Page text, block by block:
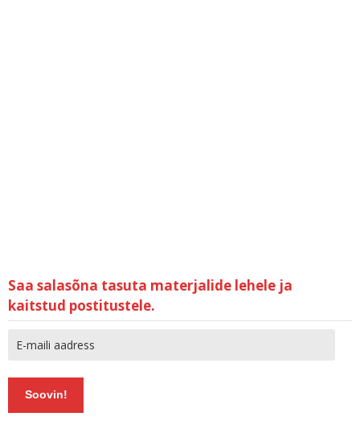
Saa salasõna tasuta materjalide lehele ja
kaitstud postitustele.
Soovin!